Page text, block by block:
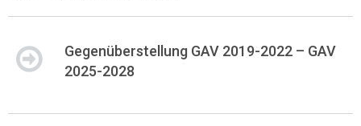
Gegenüberstellung GAV 2019-2022 – GAV
2025-2028